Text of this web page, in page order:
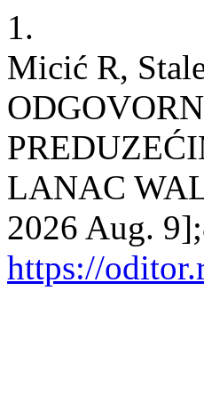
1.
Micić R,
LANAC
2026 Aug.
https://